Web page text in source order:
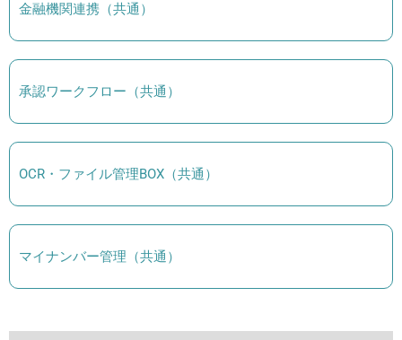
金融機関連携（共通）
承認ワークフロー（共通）
OCR・ファイル管理BOX（共通）
マイナンバー管理（共通）